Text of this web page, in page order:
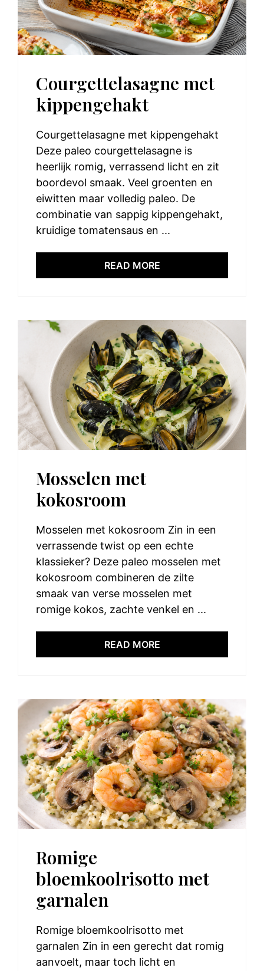
Courgettelasagne met
kippengehakt
Courgettelasagne met kippengehakt
Deze paleo courgettelasagne is
heerlijk romig, verrassend licht en zit
boordevol smaak. Veel groenten en
eiwitten maar volledig paleo. De
combinatie van sappig kippengehakt,
kruidige tomatensaus en ...
READ MORE
Mosselen met
kokosroom
Mosselen met kokosroom Zin in een
verrassende twist op een echte
klassieker? Deze paleo mosselen met
kokosroom combineren de zilte
smaak van verse mosselen met
romige kokos, zachte venkel en ...
READ MORE
Romige
bloemkoolrisotto met
garnalen
Romige bloemkoolrisotto met
garnalen Zin in een gerecht dat romig
aanvoelt, maar toch licht en